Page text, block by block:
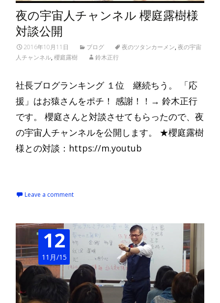
夜の宇宙人チャンネル 櫻庭露樹様
対談公開
2016年10月11日 ブログ 夜のツタンカーメン,夜の宇宙
人チャンネル,櫻庭露樹 鈴木正行
社長ブログランキング １位 継続ちう。 「応
援」はお猿さんをポチ！ 感謝！！→ 鈴木正行
です。 櫻庭さんと対談させてもらったので、夜
の宇宙人チャンネルを公開します。 ★櫻庭露樹
様との対談：https://m.youtub
Leave a comment
12
11月/15